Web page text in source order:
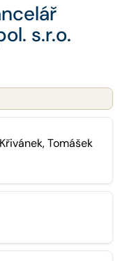
s.r.o.
Tomášek